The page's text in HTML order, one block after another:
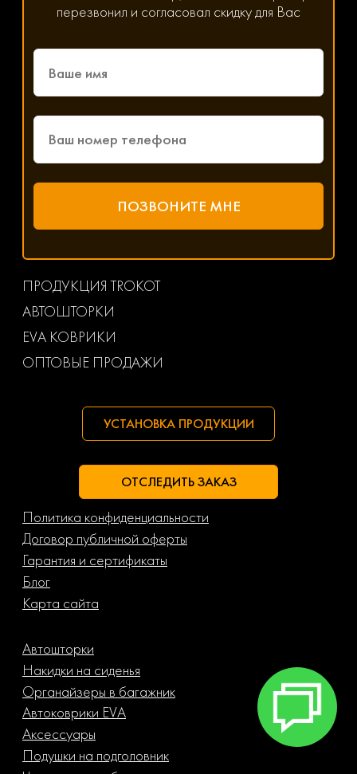
перезвонил и согласовал скидку для Вас
ПРОДУКЦИЯ TROKOT
АВТОШТОРКИ
EVA КОВРИКИ
ОПТОВЫЕ ПРОДАЖИ
УСТАНОВКА ПРОДУКЦИИ
ОТСЛЕДИТЬ ЗАКАЗ
Политика конфиденциальности
Договор публичной оферты
Гарантия и сертификаты
Блог
Карта сайта
Автошторки
Накидки на сиденья
Органайзеры в багажник
Автоковрики EVA
Аксессуары
Подушки на подголовник